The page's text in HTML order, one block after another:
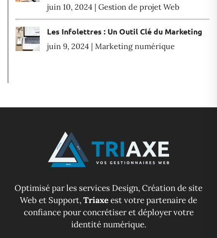
juin 10, 2024| Gestion de projet Web
Les Infolettres : Un Outil Clé du Marketing
juin 9, 2024| Marketing numérique
Optimisé par les services Design, Création de site
Web et Support,Triaxeest votre partenaire de
confiance pour concrétiser et déployer votre
identité numérique.